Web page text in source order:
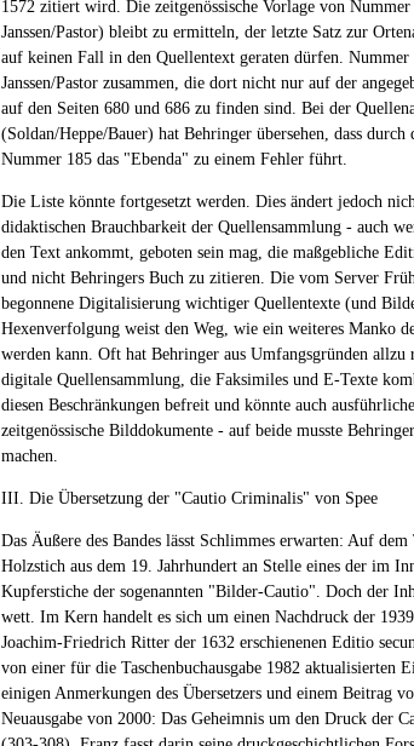
1572 zitiert wird. Die zeitgenössische Vorlage von
Janssen/Pastor) bleibt zu ermitteln, der letzte Satz zur
auf keinen Fall in den Quellentext geraten dürfen. Nummer
Janssen/Pastor zusammen, die dort nicht nur auf der
auf den Seiten 680 und 686 zu finden sind. Bei der
(Soldan/Heppe/Bauer) hat Behringer übersehen, dass
Nummer 185 das "Ebenda" zu einem Fehler führt.
Die Liste könnte fortgesetzt werden. Dies ändert jedoch
didaktischen Brauchbarkeit der Quellensammlung - auch
den Text ankommt, geboten sein mag, die maßgebliche
und nicht Behringers Buch zu zitieren. Die vom Server
begonnene Digitalisierung wichtiger Quellentexte (und
Hexenverfolgung weist den Weg, wie ein weiteres Manko
werden kann. Oft hat Behringer aus Umfangsgründen allzu
digitale Quellensammlung, die Faksimiles und E-Texte
diesen Beschränkungen befreit und könnte auch
zeitgenössische Bilddokumente - auf beide musste
machen.
III. Die Übersetzung der "Cautio Criminalis" von Spee
Das Äußere des Bandes lässt Schlimmes erwarten: Auf
Holzstich aus dem 19. Jahrhundert an Stelle eines der im
Kupferstiche der sogenannten "Bilder-Cautio". Doch der
wett. Im Kern handelt es sich um einen Nachdruck der
Joachim-Friedrich Ritter der 1632 erschienenen Editio
von einer für die Taschenbuchausgabe 1982 aktualisierten
einigen Anmerkungen des Übersetzers und einem Beitrag
Neuausgabe von 2000: Das Geheimnis um den Druck der